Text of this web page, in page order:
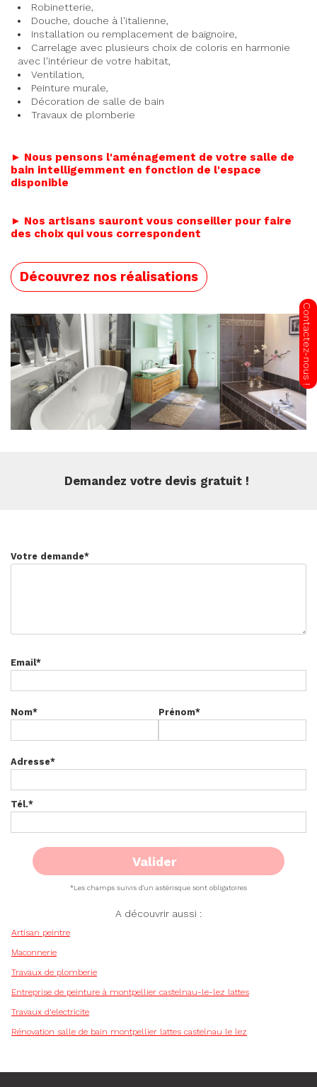
Robinetterie,
Douche, douche à l'italienne,
Installation ou remplacement de baignoire,
Carrelage avec plusieurs choix de coloris en harmonie
avec l'intérieur de votre habitat,
Ventilation,
Peinture murale,
Décoration de salle de bain
Travaux de plomberie
► Nous pensons l'aménagement de votre salle de
bain intelligemment en fonction de l'espace
disponible
► Nos artisans sauront vous conseiller pour faire
des choix qui vous correspondent
Découvrez nos réalisations
Demandez votre devis gratuit !
Votre demande*
Email*
Nom* Prénom*
Adresse*
Tél.*
*Les champs suivis d'un astérisque sont obligatoires
A découvrir aussi :
Artisan peintre
Maconnerie
Travaux de plomberie
Entreprise de peinture à montpellier castelnau-le-lez lattes
Travaux d'electricite
Rénovation salle de bain montpellier lattes castelnau le lez